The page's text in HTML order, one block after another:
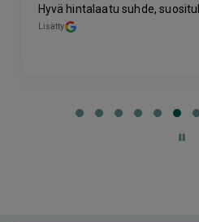
Hyvä hintalaatu suhde,
Lisätty